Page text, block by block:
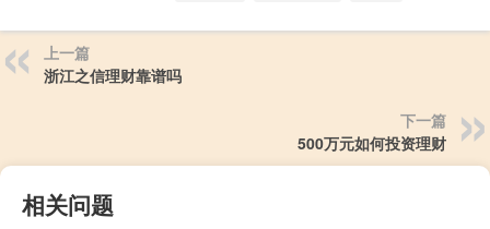
上一篇
浙江之信理财靠谱吗
下一篇
500万元如何投资理财
相关问题